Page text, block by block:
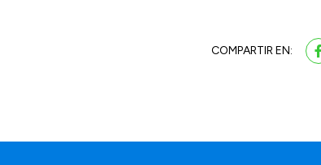
COMPARTIR EN: